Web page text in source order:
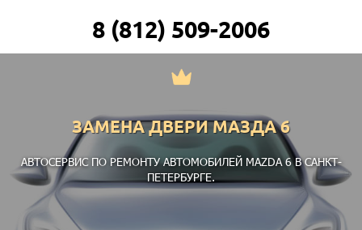
8 (812) 509-2006
ЗАМЕНА ДВЕРИ МАЗДА 6
АВТОСЕРВИС ПО РЕМОНТУ АВТОМОБИЛЕЙ MAZDA 6 В САНКТ-
ПЕТЕРБУРГЕ.